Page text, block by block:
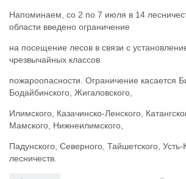
Напоминаем, со 2 по 7 июля в 14
области введено ограничение
на посещение лесов в связи с
чрезвычайных классов
пожароопасности. Ограничение касается
Бодайбинского, Жигаловского,
Илимского, Казачинско-Ленского,
Мамского, Нижнеилимского,
Падунского, Северного, Тайшетского, Усть-
лесничеств.